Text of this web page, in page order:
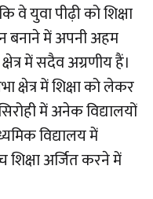
वे युवा पीढ़ी को शिक्षा
बनाने में अपनी अहम
में सदैव अग्रणीय हैं।
क्षेत्र में शिक्षा को लेकर
में अनेक विद्यालयों
विद्यालय में
शिक्षा अर्जित करने में